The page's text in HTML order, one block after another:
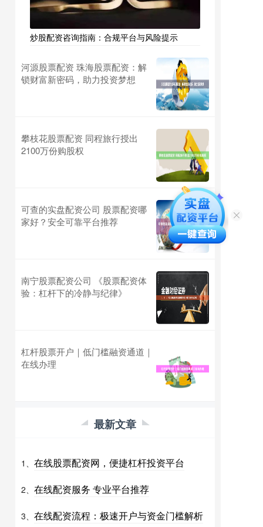
炒股配资咨询指南：合规平台与风险提示
河源股票配资 珠海股票配资：解
锁财富新密码，助力投资梦想
攀枝花股票配资 同程旅行授出
2100万份购股权
可查的实盘配资公司 股票配资哪
家好？安全可靠平台推荐
南宁股票配资公司 《股票配资体
验：杠杆下的冷静与纪律》
杠杆股票开户｜低门槛融资通道｜
在线办理
最新文章
1、 在线股票配资网，便捷杠杆投资平台
2、 在线配资服务 专业平台推荐
3、 在线配资流程：极速开户与资金门槛解析